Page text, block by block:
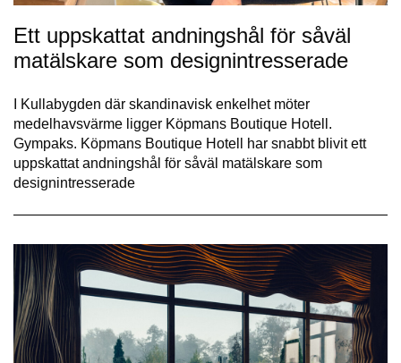
Ett uppskattat andningshål för såväl
matälskare som designintresserade
I Kullabygden där skandinavisk enkelhet möter
medelhavsvärme ligger Köpmans Boutique Hotell.
Gympaks. Köpmans Boutique Hotell har snabbt blivit ett
uppskattat andningshål för såväl matälskare som
designintresserade